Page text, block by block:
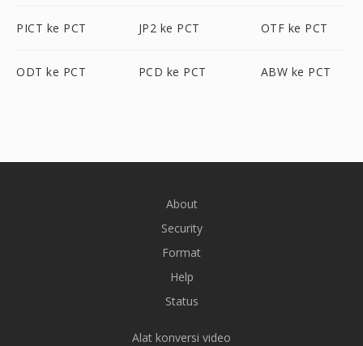
PICT ke PCT JP2 ke PCT OTF ke PCT
ODT ke PCT PCD ke PCT ABW ke PCT
About
Security
Format
Help
Status
Alat konversi video